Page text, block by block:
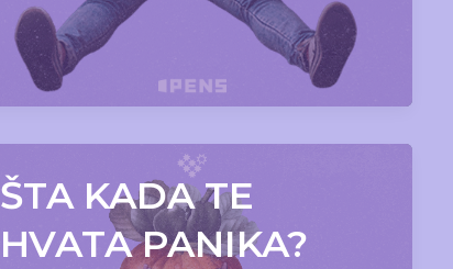
ŠTA KADA TE
HVATA PANIKA?